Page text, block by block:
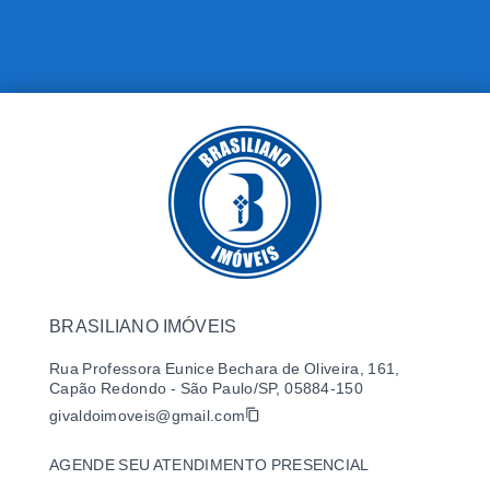
BRASILIANO IMÓVEIS
Rua Professora Eunice Bechara de Oliveira, 161,
Capão Redondo - São Paulo/SP, 05884-150
givaldoimoveis@gmail.com
AGENDE SEU ATENDIMENTO PRESENCIAL